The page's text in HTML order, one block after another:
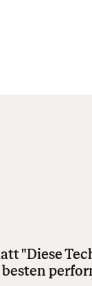
"Diese
besten